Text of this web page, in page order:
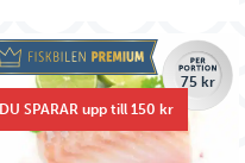
75 kr
DU SPARAR upp till 150 kr